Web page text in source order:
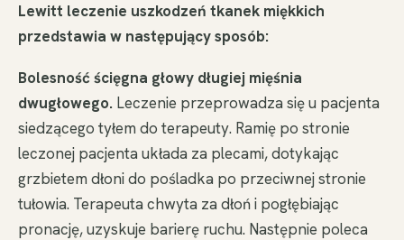
Lewitt leczenie uszkodzeń tkanek miękkich
przedstawia w następujący sposób:
Bolesność ścięgna głowy długiej mięśnia
dwugłowego. Leczenie przeprowadza się u pacjenta
siedzącego tyłem do terapeuty. Ramię po stronie
leczonej pacjenta układa za plecami, dotykając
grzbietem dłoni do pośladka po przeciwnej stronie
tułowia. Terapeuta chwyta za dłoń i pogłębiając
pronację, uzyskuje barierę ruchu. Następnie poleca